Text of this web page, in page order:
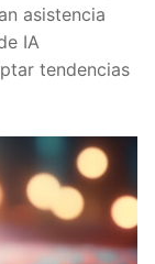
asistencia
IA
tendencias